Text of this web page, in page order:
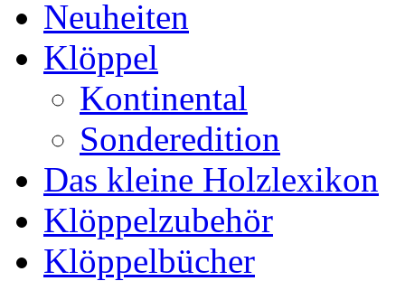
Neuheiten
Klöppel
Kontinental
Sonderedition
Das kleine Holzlexikon
Klöppelzubehör
Klöppelbücher